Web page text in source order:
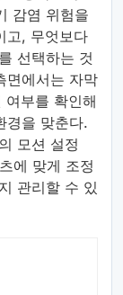
감염 위험을
고, 무엇보다
선택하는 것
면에서는 자막
여부를 확인해
경을 맞춘다.
모션 설정
에 맞게 조정
관리할 수 있